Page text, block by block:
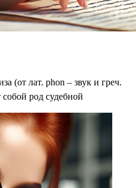
(от лат. phon – звук и греч.
род судебной